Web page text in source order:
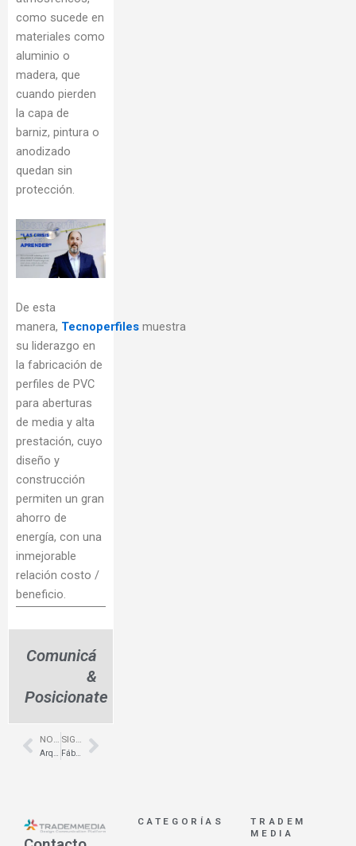
como sucede en
materiales como
aluminio o
madera, que
cuando pierden
la capa de
barniz, pintura o
anodizado
quedan sin
protección.
De esta
manera, Tecnoperfiles muestra
su liderazgo en
la fabricación de
perfiles de PVC
para aberturas
de media y alta
prestación, cuyo
diseño y
construcción
permiten un gran
ahorro de
energía, con una
inmejorable
relación costo /
beneficio.
Comunicá
&
Posicionate
Prev
NOTA ANTERIOR SIGUIENTE NOTA Next
CATEGORÍAS
TRADEM
MEDIA